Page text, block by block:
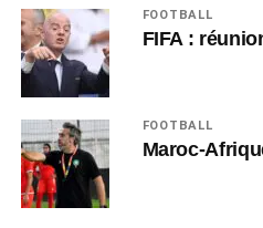
FOOTBALL
FIFA :
FOOTBALL
Maroc-